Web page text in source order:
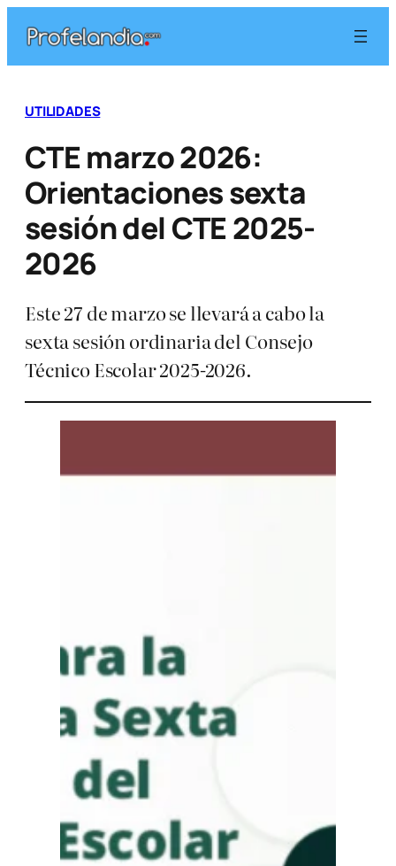
contenido
UTILIDADES
CTE marzo 2026:
Orientaciones sexta
sesión del CTE 2025-
2026
Este 27 de marzo se llevará a cabo la
sexta sesión ordinaria del Consejo
Técnico Escolar 2025-2026.